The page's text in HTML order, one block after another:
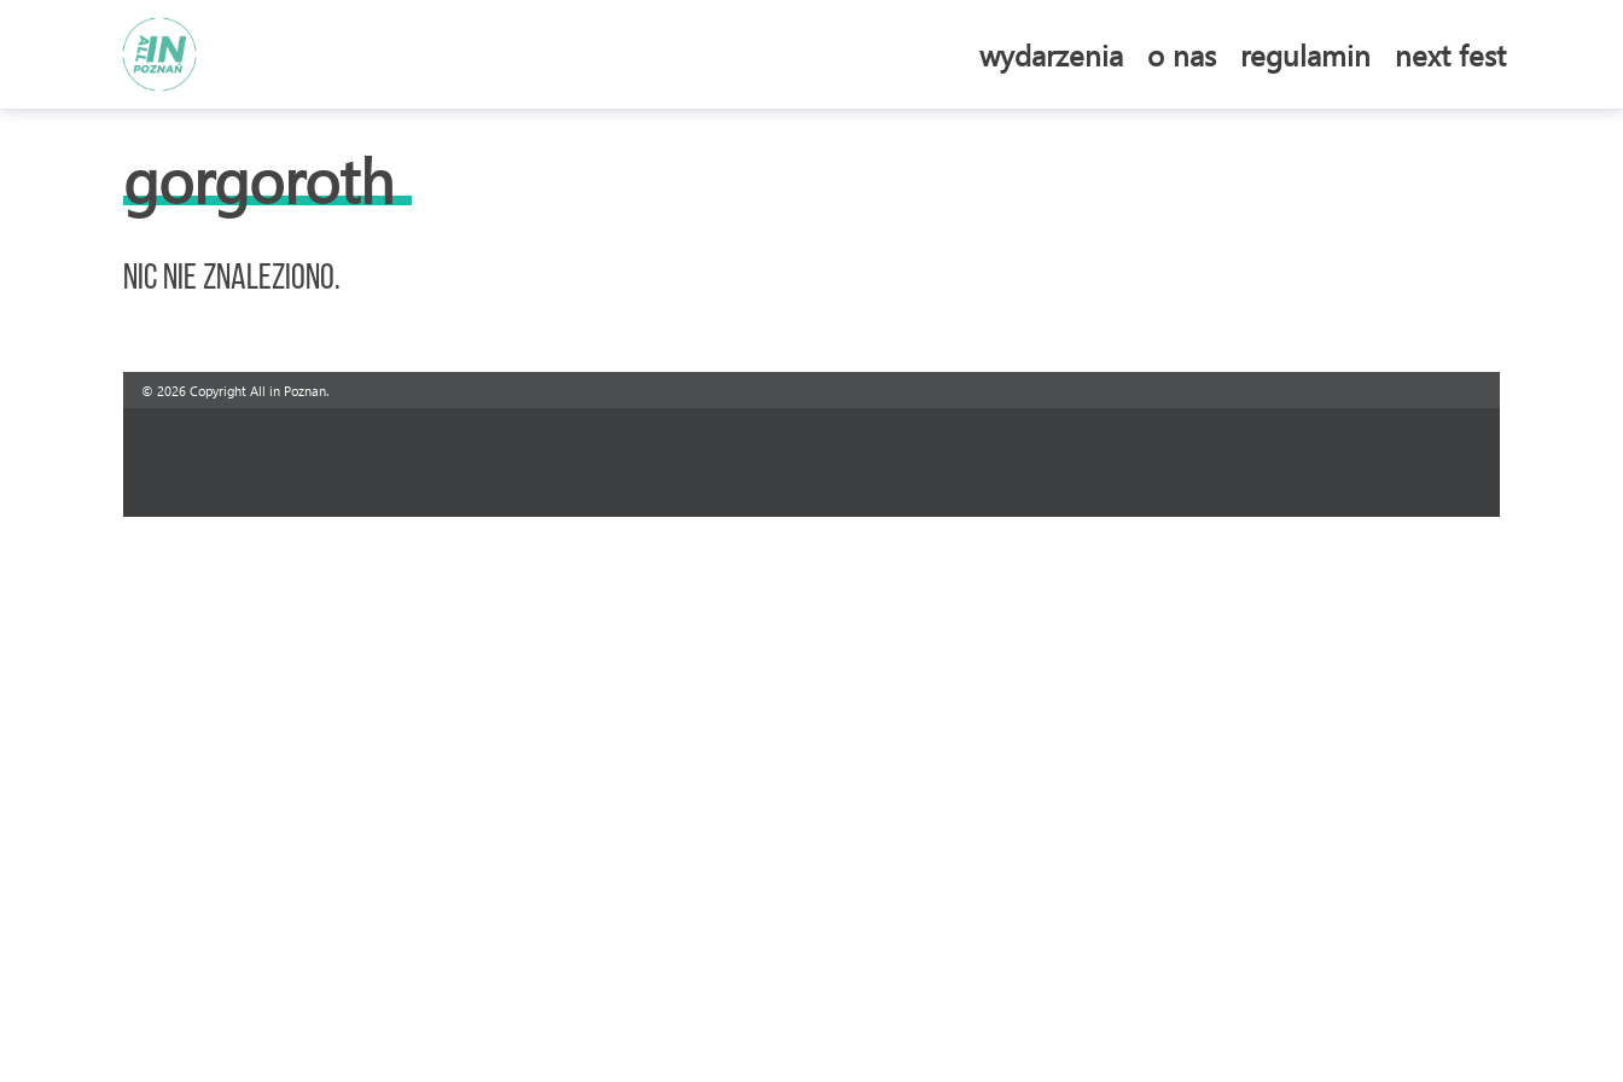
wydarzenia o nas regulamin next fest
gorgoroth
Nic nie znaleziono.
© 2026 Copyright All in Poznan.